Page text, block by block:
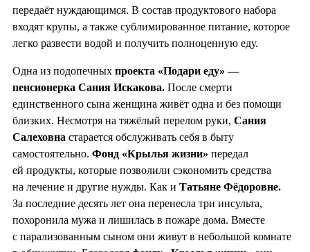
передаёт нуждающимся. В состав продуктового набора
входят крупы, а также сублимированное питание, которое
легко развести водой и получить полноценную еду.
Одна из подопечных проекта «Подари еду» —
пенсионерка Сания Искакова. После смерти
единственного сына женщина живёт одна и без помощи
близких. Несмотря на тяжёлый перелом руки, Сания
Салеховна старается обслуживать себя в быту
самостоятельно. Фонд «Крылья жизни» передал
ей продукты, которые позволили сэкономить средства
на лечение и другие нужды. Как и Татьяне Фёдоровне.
За последние десять лет она перенесла три инсульта,
похоронила мужа и лишилась в пожаре дома. Вместе
с парализованным сыном они живут в небольшой комнате